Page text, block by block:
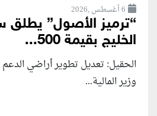
6 أغسطس ,2026
“ترميز الأصول” يطلق
الخليج بقيمة 500...
الحقيل: تعديل تطوير أراضي
وزير المالية...